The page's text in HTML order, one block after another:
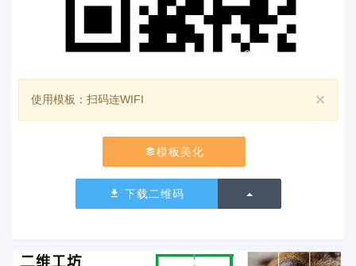
×
使用模板：扫码连WIFI
模板美化
下载二维码 切换下拉列表